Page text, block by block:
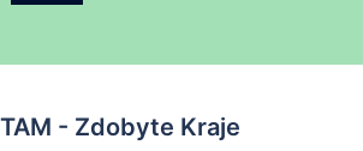
- Zdobyte Kraje